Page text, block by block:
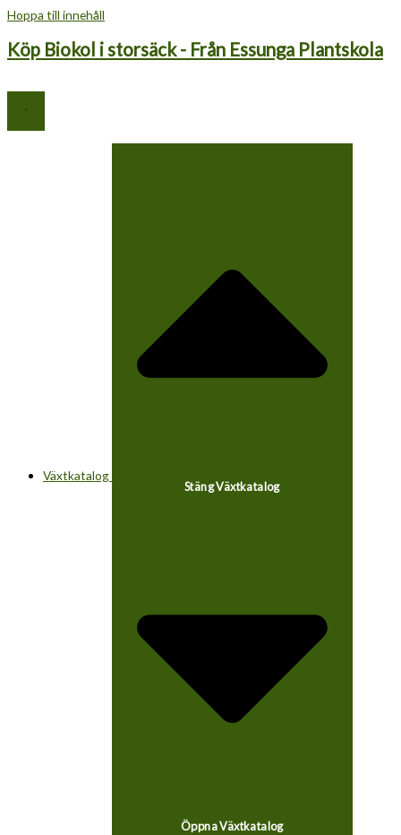
Hoppa till innehåll
Köp Biokol i storsäck - Från Essunga Plantskola
Växtkatalog
Stäng Växtkatalog
Öppna Växtkatalog